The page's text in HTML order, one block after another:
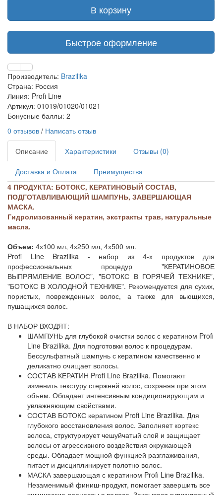
В корзину
Быстрое оформление
Производитель: Brazilika
Страна: Россия
Линия: Profi Line
Артикул: 01019/01020/01021
Бонусные баллы: 2
0 отзывов / Написать отзыв
Описание Характеристики Отзывы (0)
Доставка и Оплата
Преимущества
4 ПРОДУКТА: БОТОКС, КЕРАТИНОВЫЙ СОСТАВ,
ПОДГОТАВЛИВАЮЩИЙ ШАМПУНЬ, ЗАВЕРШАЮЩАЯ
МАСКА.
Гидролизованный кератин, экстракты трав, натуральные
масла.
Объем: 4х100 мл, 4х250 мл, 4х500 мл.
Profi Line Brazilika - набор из 4-х продуктов для
профессиональных процедур "КЕРАТИНОВОЕ
ВЫПРЯМЛЕНИЕ ВОЛОС", "БОТОКС В ГОРЯЧЕЙ ТЕХНИКЕ",
"БОТОКС В ХОЛОДНОЙ ТЕХНИКЕ". Рекомендуется для сухих,
пористых, поврежденных волос, а также для вьющихся,
пушащихся волос.
В НАБОР ВХОДЯТ:
ШАМПУНЬ для глубокой очистки волос с кератином Profi
Line Brazilika. Для подготовки волос к процедурам.
Бессульфатный шампунь с кератином качественно и
деликатно очищает волосы.
СОСТАВ КЕРАТИН Profi Line Brazilika. Помогают
изменить текстуру стержней волос, сохраняя при этом
объем. Обладает интенсивным кондиционирующим и
увлажняющим свойствами.
СОСТАВ БОТОКС кератином Profi Line Brazilika. Для
глубокого восстановления волос. Заполняет кортекс
волоса, структурирует чешуйчатый слой и защищает
волосы от агрессивного воздействия окружающей
среды. Обладает мощной функцией разглаживания,
питает и дисциплинирует полотно волос.
МАСКА завершающая с кератином Profi Line Brazilika.
Незаменимый финиш-продукт, помогает завершить все